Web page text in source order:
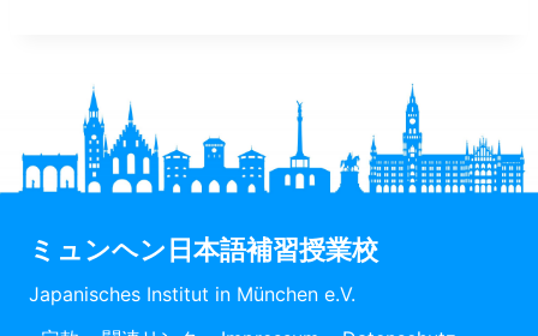
ミュンヘン日本語補習授業校
Japanisches Institut in München e.V.